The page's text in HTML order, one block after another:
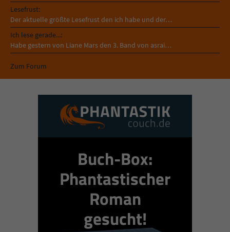
Lesefrust:
Der aktuelle größte Lesefrust den ich habe und der…
Ich lese gerade...:
Habe gestern von Liane Mars den 3. Band von asrai…
Zum Forum
Buch-Box:
Phantastischer
Roman
gesucht!